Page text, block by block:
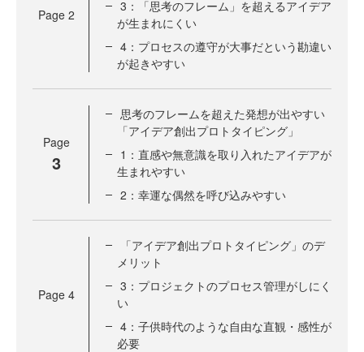
Page 2
3：「思考のフレーム」を超えるアイデア
が生まれにくい
4：プロセスの遵守が大事だという勘違い
が起きやすい
Page
3
思考のフレームを超えた発想が出やすい
「アイデア創出プロトタイピング」
1：直感や無意識を取り入れたアイデアが
生まれやすい
2：幸運な偶然を呼び込みやすい
Page 4
「アイデア創出プロトタイピング」のデ
メリット
3：プロジェクトのプロセス管理がしにく
い
4：子供時代のような自由な直観・感性が
必要